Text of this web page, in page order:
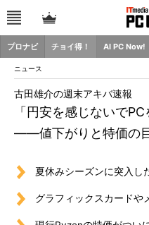
プロナビ チョイ得！ AI PC Now!
ニュース
「円安を感じないでPC
――値下がりと特価の
古田雄介の週末アキバ速報
夏休みシーズンに突入し
グラフィックスカードや